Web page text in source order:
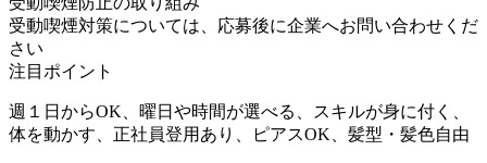
受動喫煙対策については、応募後に企業へお問い合わせくだ
さい
注目ポイント
週１日からOK、曜日や時間が選べる、スキルが身に付く、
体を動かす、正社員登用あり、ピアスOK、髪型・髪色自由